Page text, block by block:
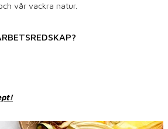
vår vackra natur.